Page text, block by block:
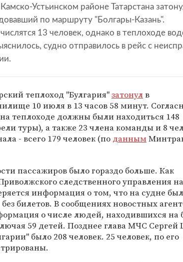
Устьинском районе Татарстана
по маршруту "Болгары-Казань".
13 человек, однако в теплоходе
судно отправилось в рейс с
теплоход "Булгария"затонулв
10 июля в 13 часов 58 минут.
теплоходе должны были находиться 148
туры), а также 23 члена команды и 8
- всего 179 человек (по данным
пассажиров было гораздо больше. Как
следственного управления на
информация о том, что на судне
билетов. В сообщениях новостных
о числе людей, находившихся на
59 детей. Позднее глава МЧС
было 208 человек. 25 человек, по его